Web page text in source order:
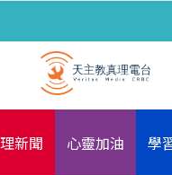
新聞 心靈加油 學